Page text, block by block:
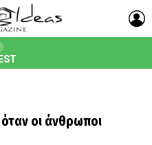
οι άνθρωποι